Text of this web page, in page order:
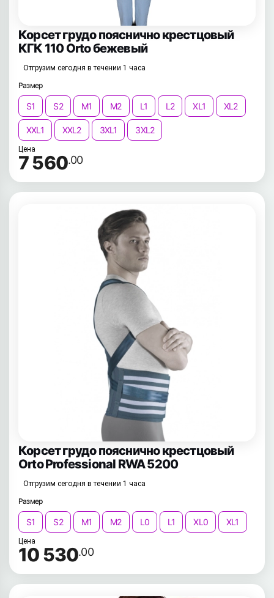
Корсет грудо пояснично крестцовый
КГК 110 Orto бежевый
Отгрузим сегодня в течении 1 часа
Размер
S1 S2 M1 M2 L1 L2 XL1 XL2
XXL1 XXL2 3XL1 3XL2
Цена
7 560.00
Корсет грудо пояснично крестцовый
Orto Professional RWA 5200
Отгрузим сегодня в течении 1 часа
Размер
S1 S2 M1 M2 L0 L1 XL0 XL1
Цена
10 530.00